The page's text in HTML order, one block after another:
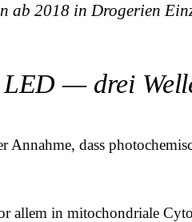
ab 2018 in Drogerien
LED — drei
dass
allem in mitochondriale